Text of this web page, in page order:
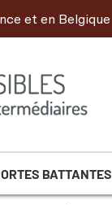
et en Belgique
BATTANTES